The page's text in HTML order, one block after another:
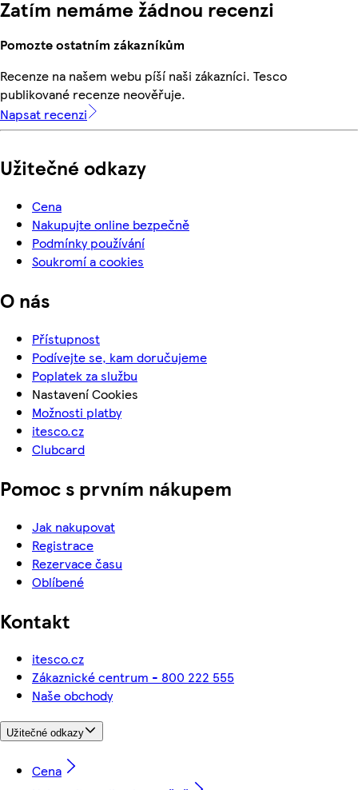
Zatím nemáme žádnou recenzi
Pomozte ostatním zákazníkům
Recenze na našem webu píší naši zákazníci. Tesco
publikované recenze neověřuje.
Napsat recenzi
Užitečné odkazy
Cena
Nakupujte online bezpečně
Podmínky používání
Soukromí a cookies
O nás
Přístupnost
Podívejte se, kam doručujeme
Poplatek za službu
Nastavení Cookies
Možnosti platby
itesco.cz
Clubcard
Pomoc s prvním nákupem
Jak nakupovat
Registrace
Rezervace času
Oblíbené
Kontakt
itesco.cz
Zákaznické centrum - 800 222 555
Naše obchody
Užitečné odkazy
Cena